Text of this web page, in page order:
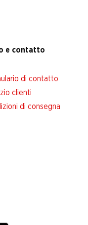
e contatto
di contatto
clienti
di consegna